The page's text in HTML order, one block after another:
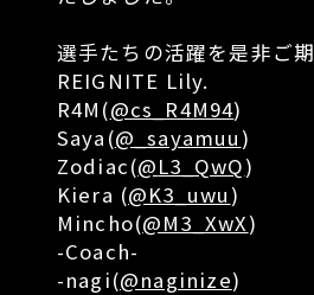
選手たちの活躍を是非ご
REIGNITE Lily.
R4M(@cs_R4M94)
Saya(@_sayamuu )
Zodiac(@L3_QwQ)
Kiera (@K3_uwu )
Mincho(@M3_XwX)
-Coach-
-nagi(@naginize)